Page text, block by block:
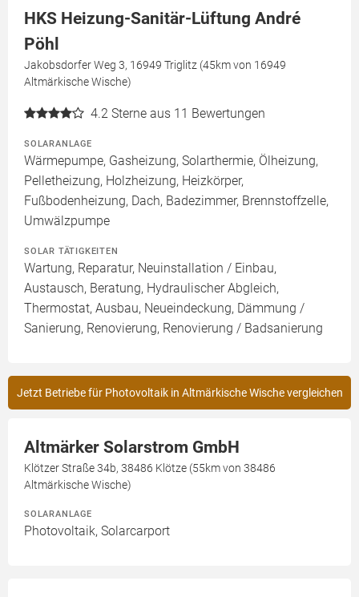
HKS Heizung-Sanitär-Lüftung André
Pöhl
Jakobsdorfer Weg 3, 16949 Triglitz (45km von 16949
Altmärkische Wische)
4.2 Sterne aus 11 Bewertungen
SOLARANLAGE
Wärmepumpe, Gasheizung, Solarthermie, Ölheizung,
Pelletheizung, Holzheizung, Heizkörper,
Fußbodenheizung, Dach, Badezimmer, Brennstoffzelle,
Umwälzpumpe
SOLAR TÄTIGKEITEN
Wartung, Reparatur, Neuinstallation / Einbau,
Austausch, Beratung, Hydraulischer Abgleich,
Thermostat, Ausbau, Neueindeckung, Dämmung /
Sanierung, Renovierung, Renovierung / Badsanierung
Jetzt Betriebe für Photovoltaik in Altmärkische Wische vergleichen
Altmärker Solarstrom GmbH
Klötzer Straße 34b, 38486 Klötze (55km von 38486
Altmärkische Wische)
SOLARANLAGE
Photovoltaik, Solarcarport